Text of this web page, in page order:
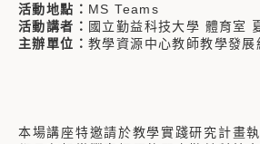
活動地點： MS Teams
活動講者： 國立勤益科技大學 體育室
主辦單位： 教學資源中心教師教學發展
本場講座特邀請於教學實踐研究計畫